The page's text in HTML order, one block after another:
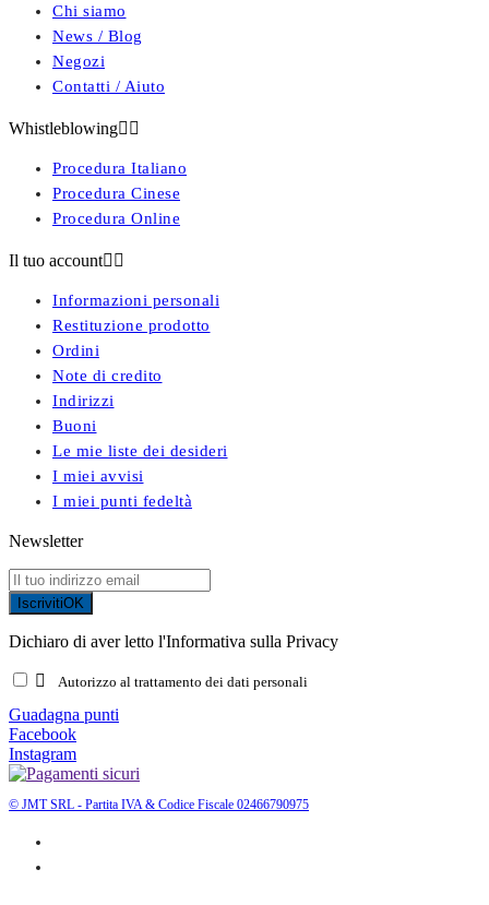
Chi siamo
News / Blog
Negozi
Contatti / Aiuto
Whistleblowing 
Procedura Italiano
Procedura Cinese
Procedura Online
Il tuo account 
Informazioni personali
Restituzione prodotto
Ordini
Note di credito
Indirizzi
Buoni
Le mie liste dei desideri
I miei avvisi
I miei punti fedeltà
Newsletter
IscrivitiOK
Dichiaro di aver letto l'Informativa sulla Privacy
 Autorizzo al trattamento dei dati personali
Guadagna punti
Facebook
Instagram
© JMT SRL - Partita IVA & Codice Fiscale 02466790975